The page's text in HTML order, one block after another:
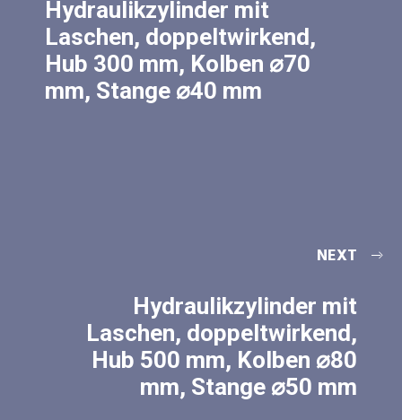
Hydraulikzylinder mit
Laschen, doppeltwirkend,
Hub 300 mm, Kolben ⌀70
mm, Stange ⌀40 mm
NEXT
Hydraulikzylinder mit
Laschen, doppeltwirkend,
Hub 500 mm, Kolben ⌀80
mm, Stange ⌀50 mm